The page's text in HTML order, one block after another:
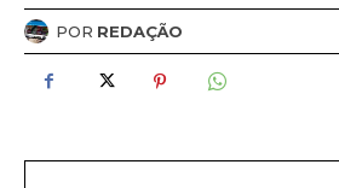
POR REDAÇÃO